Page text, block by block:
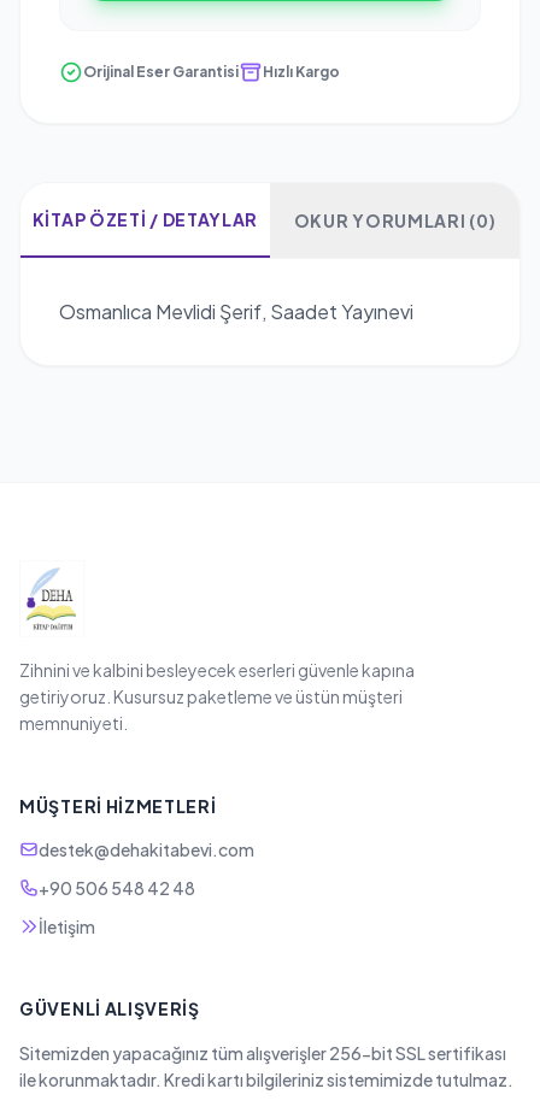
Orijinal Eser Garantisi Hızlı Kargo
KITAP ÖZETI / DETAYLAR OKUR YORUMLARI (0)
Osmanlıca Mevlidi Şerif, Saadet Yayınevi
Zihnini ve kalbini besleyecek eserleri güvenle kapına
getiriyoruz. Kusursuz paketleme ve üstün müşteri
memnuniyeti.
MÜŞTERI HIZMETLERI
destek@dehakitabevi.com
+90 506 548 42 48
İletişim
GÜVENLI ALIŞVERIŞ
Sitemizden yapacağınız tüm alışverişler 256-bit SSL sertifikası
ile korunmaktadır. Kredi kartı bilgileriniz sistemimizde tutulmaz.